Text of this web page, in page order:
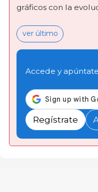
gráficos con la
ver último
Accede y
Regístrate